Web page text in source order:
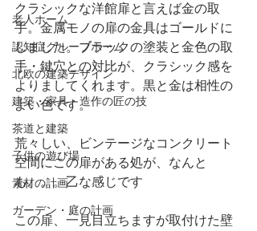
老人ホーム
認知症グループホーム
北欧の建築デザイン
建築・家具・造作の匠の技
茶道と建築
子供の遊び場
素材の計画
ガーデン・庭の計画
クラシックな洋館扉と言えば金の取
手。金属モノの扉の金具はゴールドに
しました。ブラックの塗装と金色の取
手・鍵穴との対比が、クラシック感を
よりましてくれます。黒と金は相性の
よい色です。
​荒々しい、ビンテージなコンクリート
空間にこの扉がある処が、なんと
も。。。乙な感じです
この扉、一見目立ちますが取付けた壁